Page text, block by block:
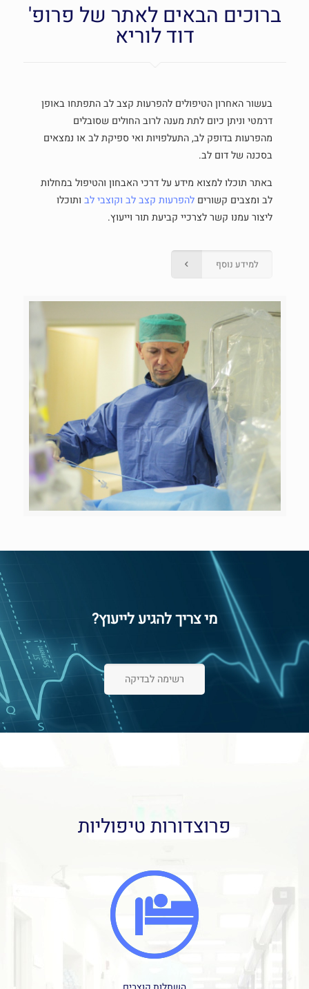
ברוכים הבאים לאתר של פרופ'
דוד לוריא
בעשור האחרון הטיפולים להפרעות קצב לב התפתחו באופן
דרמטי וניתן כיום לתת מענה לרוב החולים שסובלים
מהפרעות בדופק לב, התעלפויות ואי ספיקת לב או נמצאים
בסכנה של דום לב.
באתר תוכלו למצוא מידע על דרכי האבחון והטיפול במחלות
לב ומצבים קשוריםלהפרעות קצב לב וקוצבי לב ותוכלו
ליצור עמנו קשר לצרכיי קביעת תור וייעוץ.
למידע נוסף
מי צריך להגיע לייעוץ?
רשימה לבדיקה
פרוצדורות טיפוליות